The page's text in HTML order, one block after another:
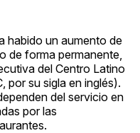
habido un aumento de
de forma permanente,
del Centro Latino
por su sigla en inglés).
del servicio en
por las